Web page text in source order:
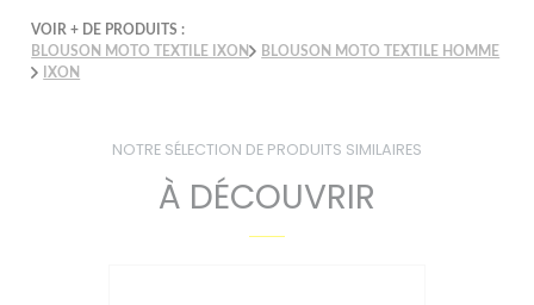
VOIR + DE PRODUITS :
BLOUSON MOTO TEXTILE IXON
BLOUSON MOTO TEXTILE HOMME
IXON
NOTRE SÉLECTION DE PRODUITS SIMILAIRES
À DÉCOUVRIR